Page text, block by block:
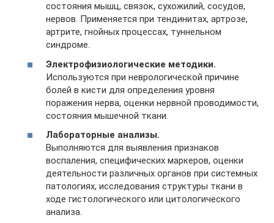
состояния мышц, связок, сухожилий, сосудов,
нервов. Применяется при тендинитах, артрозе,
артрите, гнойных процессах, туннельном
синдроме.
Электрофизиологические методики.
Используются при неврологической причине
болей в кисти для определения уровня
поражения нерва, оценки нервной проводимости,
состояния мышечной ткани.
Лабораторные анализы.
Выполняются для выявления признаков
воспаления, специфических маркеров, оценки
деятельности различных органов при системных
патологиях, исследования структуры ткани в
ходе гистологического или цитологического
анализа.